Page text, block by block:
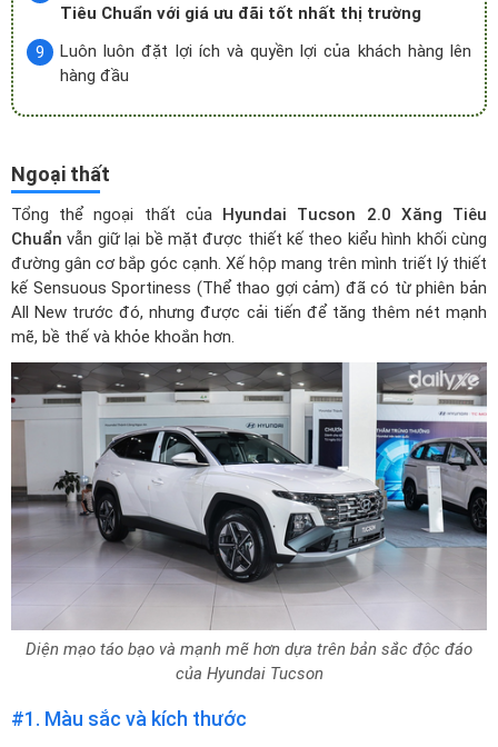
Tiêu Chuẩn với giá ưu đãi tốt nhất thị trường
Luôn luôn đặt lợi ích và quyền lợi của khách hàng lên
hàng đầu
Ngoại thất
Tổng thể ngoại thất của Hyundai Tucson 2.0 Xăng Tiêu
Chuẩn vẫn giữ lại bề mặt được thiết kế theo kiểu hình khối cùng
đường gân cơ bắp góc cạnh. Xế hộp mang trên mình triết lý thiết
kế Sensuous Sportiness (Thể thao gợi cảm) đã có từ phiên bản
All New trước đó, nhưng được cải tiến để tăng thêm nét mạnh
mẽ, bề thế và khỏe khoắn hơn.
Diện mạo táo bạo và mạnh mẽ hơn dựa trên bản sắc độc đáo
của Hyundai Tucson
#1. Màu sắc và kích thước